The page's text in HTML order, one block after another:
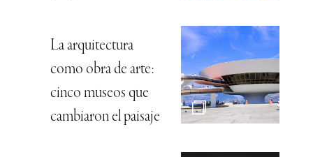
La arquitectura
como obra de arte:
cinco museos que
cambiaron el paisaje